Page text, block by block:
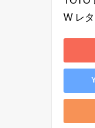
W レ